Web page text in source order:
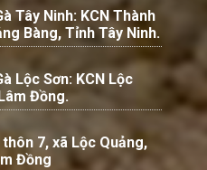
Tây Ninh: KCN Thành
Bàng, Tỉnh Tây Ninh.
Lộc Sơn: KCN Lộc
Đồng.
7, xã Lộc Quảng,
Đồng